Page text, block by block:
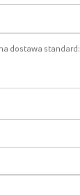
dostawa standard: